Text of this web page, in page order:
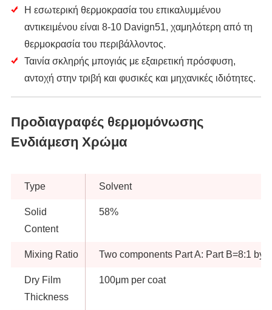
Η εσωτερική θερμοκρασία του επικαλυμμένου
αντικειμένου είναι 8-10 Davign51, χαμηλότερη από τη
θερμοκρασία του περιβάλλοντος.
Ταινία σκληρής μπογιάς με εξαιρετική πρόσφυση,
αντοχή στην τριβή και φυσικές και μηχανικές ιδιότητες.
Προδιαγραφές θερμομόνωσης
Ενδιάμεση Χρώμα
Type Solvent
Solid
Content
58%
Mixing Ratio Two components Part A: Part B=8:1 by
Dry Film
Thickness
100μm per coat